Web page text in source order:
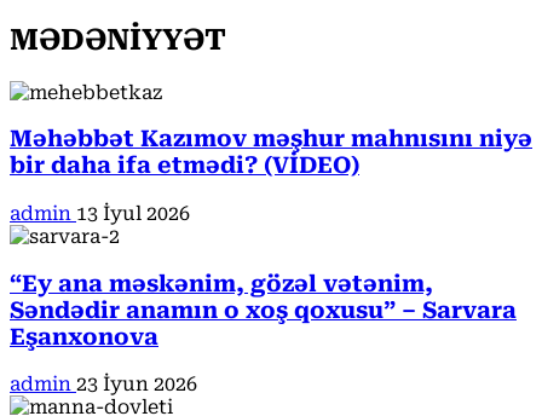
MƏDƏNİYYƏT
Məhəbbət Kazımov məşhur mahnısını niyə
bir daha ifa etmədi? (VİDEO)
admin 13 İyul 2026
“Ey ana məskənim, gözəl vətənim,
Səndədir anamın o xoş qoxusu” – Sarvara
Eşanxonova
admin 23 İyun 2026